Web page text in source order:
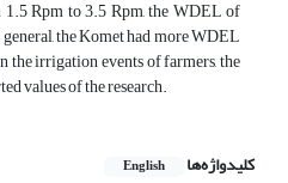
Rpm to 3.5 Rpm, the WDEL of
the Komet had more WDEL
the irrigation events of farmers, the
values of the research.
کلیدواژه‌ها English